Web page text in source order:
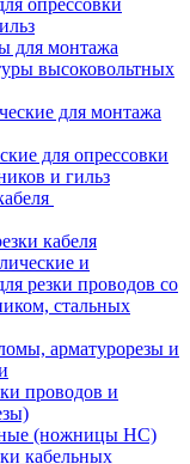
опрессовки
для монтажа
высоковольтных
для монтажа
для опрессовки
и гильз
кабеля
и
резки проводов со
стальных
арматурорезы и
проводов и
(ножницы НС)
кабельных